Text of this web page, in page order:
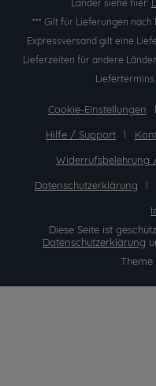
Länder siehe hier:
*** Gilt für Lieferungen
Expressversand gilt eine
Lieferzeiten für andere
Cookie-Einstellungen
Hilfe / Support
Widerrufsbelehrung
Datenschutzerklärung
Diese Seite ist
Datenschutzerklärung
Theme